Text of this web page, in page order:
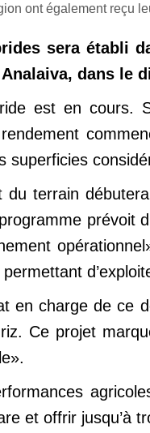
ont également reçu
sera établi
dans le
est en cours.
terrain
prévoit
en charge de
Ce projet
et offrir jusqu’à